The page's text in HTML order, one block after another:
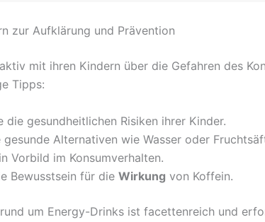
zur Aufklärung und Prävention
mit ihren Kindern über die Gefahren des
Tipps:
die gesundheitlichen Risiken ihrer Kinder.
gesunde Alternativen wie Wasser oder
Vorbild im Konsumverhalten.
Bewusstsein für die Wirkung von Koffein.
um Energy-Drinks ist facettenreich und